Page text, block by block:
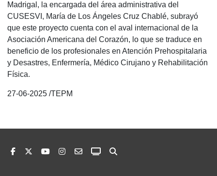
Madrigal, la encargada del área administrativa del
CUSESVI, María de Los Ángeles Cruz Chablé, subrayó
que este proyecto cuenta con el aval internacional de la
Asociación Americana del Corazón, lo que se traduce en
beneficio de los profesionales en Atención Prehospitalaria
y Desastres, Enfermería, Médico Cirujano y Rehabilitación
Física.
27-06-2025 /TEPM